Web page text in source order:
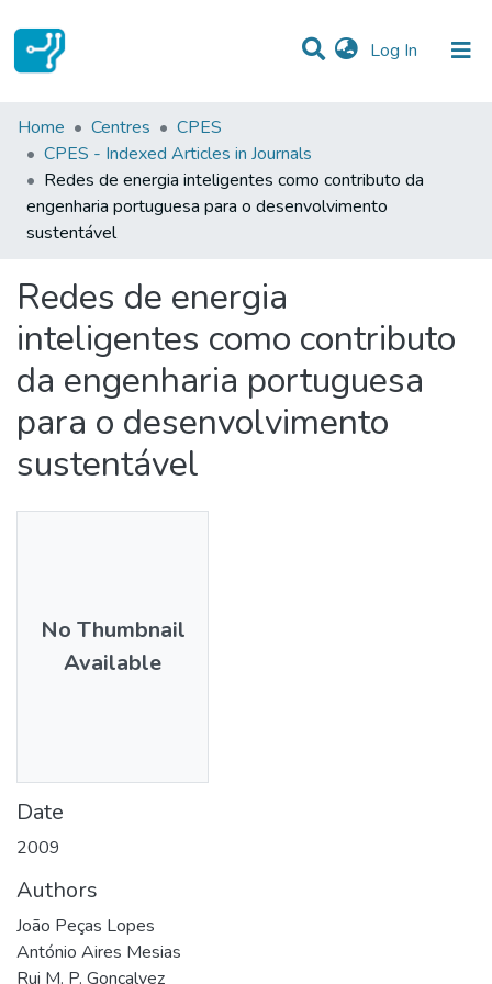
Log In (current)
Statistics
Communities & Collections
All of DSpace
Home Centres
CPES
CPES - Indexed Articles in Journals
Redes de energia inteligentes como contributo da
engenharia portuguesa para o desenvolvimento
sustentável
Redes de energia
inteligentes como contributo
da engenharia portuguesa
para o desenvolvimento
sustentável
No Thumbnail
Available
Date
2009
Authors
João Peças Lopes
António Aires Mesias
Rui M. P. Gonçalvez